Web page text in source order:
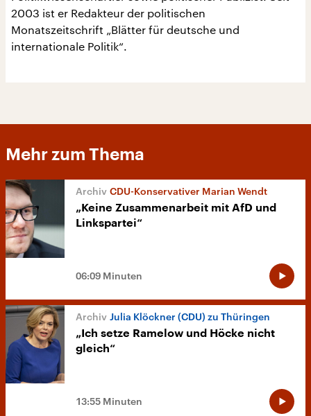
2003 ist er Redakteur der politischen
Monatszeitschrift „Blätter für deutsche und
internationale Politik“.
Mehr zum Thema
CDU-Konservativer Marian Wendt
„Keine Zusammenarbeit mit AfD und
Linkspartei“
06:09 Minuten
Julia Klöckner (CDU) zu Thüringen
„Ich setze Ramelow und Höcke nicht
gleich“
13:55 Minuten